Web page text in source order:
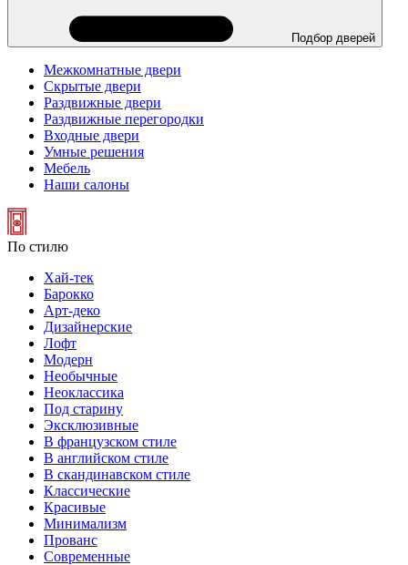
Подбор дверей
Межкомнатные двери
Скрытые двери
Раздвижные двери
Раздвижные перегородки
Входные двери
Умные решения
Мебель
Наши салоны
По стилю
Хай-тек
Барокко
Арт-деко
Дизайнерские
Лофт
Модерн
Необычные
Неоклассика
Под старину
Эксклюзивные
В французском стиле
В английском стиле
В скандинавском стиле
Классические
Красивые
Минимализм
Прованс
Современные